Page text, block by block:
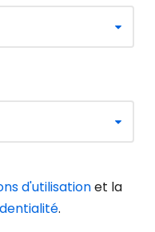
d'utilisationet la
.